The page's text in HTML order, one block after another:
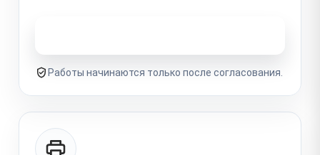
Работы начинаются только после согласования.